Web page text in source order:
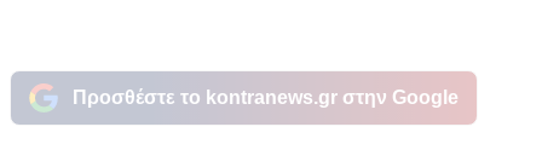
Προσθέστε το kontranews.gr στην Google